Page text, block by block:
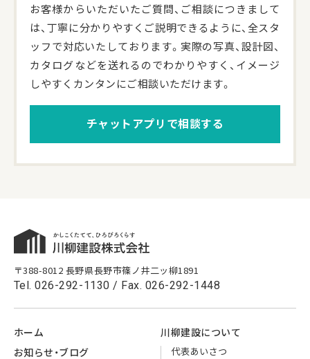
お客様からいただいたご質問、ご相談につきまして
は、丁寧に分かりやすくご説明できるように、全スタ
ッフで対応いたしております。実際の写真、設計図、
カタログなどを送れるのでわかりやすく、イメージ
しやすくカンタンにご相談いただけます。
チャットアプリで相談する
〒388-8012 長野県長野市篠ノ井二ッ柳1891
Tel.026-292-1130 / Fax. 026-292-1448
ホーム
お知らせ・ブログ
川柳建設について
代表あいさつ